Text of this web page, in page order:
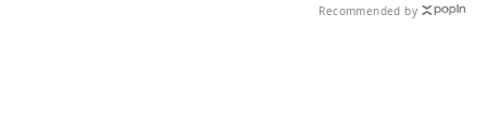
Recommended by